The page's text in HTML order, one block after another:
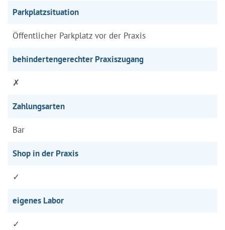
Parkplatzsituation
Öffentlicher Parkplatz vor der Praxis
behindertengerechter Praxiszugang
✗
Zahlungsarten
Bar
Shop in der Praxis
✓
eigenes Labor
✓